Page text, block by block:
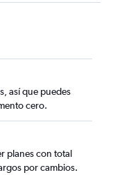
así que puedes
cero.
planes con total
por cambios.